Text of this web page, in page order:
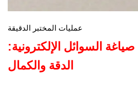
عمليات المختبر الدقيقة
السوائل الإلكترونية:
الدقة والكمال